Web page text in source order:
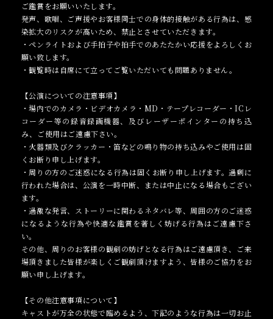
ご鑑賞をお願いいたします。
発声、歌唱、ご声援やお客様同士での身体的接触がある行為は、感
染拡大のリスクが高いため、禁止とさせていただきます。
・ペンライトおよび手拍子や拍手でのあたたかい応援をよろしくお
願い致します。
・観覧時は自席にて立ってご覧いただいても問題ありません。
【公演についての注意事項】
・場内でのカメラ・ビデオカメラ・MD・テープレコーダー・ICレ
コーダー等の録音録画機器、及びレーザーポインターの持ち込
み、ご使用はご遠慮下さい。
・火器類及びクラッカー・笛などの鳴り物の持ち込みやご使用は固
くお断り申し上げます。
・周りの方のご迷惑になる行為は固くお断り申し上げます。過剰に
行われた場合は、公演を一時中断、または中止になる場合もござい
ます。
・過激な発言、ストーリーに関わるネタバレ等、周囲の方のご迷惑
になるような行為や快適な鑑賞を著しく妨げる行為はご遠慮下さ
い。
その他、周りのお客様の観劇の妨げとなる行為はご遠慮頂き、ご来
場頂きました皆様が楽しくご観劇頂けますよう、皆様のご協力をお
願い申し上げます。
【その他注意事項について】
キャストが万全の状態で臨めるよう、下記のような行為は一切お止